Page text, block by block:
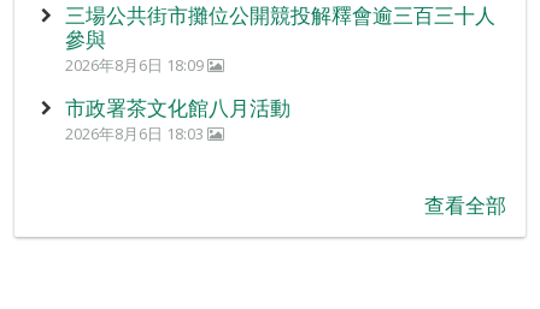
三場公共街市攤位公開競投解釋會逾三百三十人
參與
2026年8月6日 18:09
市政署茶文化館八月活動
2026年8月6日 18:03
查看全部